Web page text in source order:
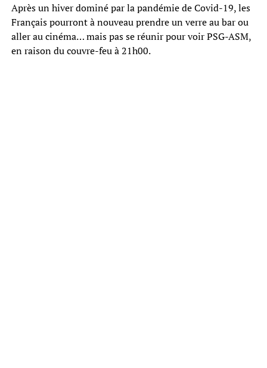
Après un hiver dominé par la pandémie de Covid-19, les
Français pourront à nouveau prendre un verre au bar ou
aller au cinéma… mais pas se réunir pour voir PSG-ASM,
en raison du couvre-feu à 21h00.